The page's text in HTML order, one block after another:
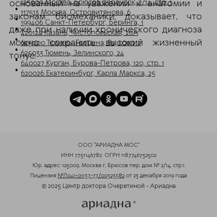
основанный на уважении к анатомии и
законам биомеханики, доказывает, что
даже при наличии хронического диагноза
можно сохранить высокий жизненный
тонус.
125009 Москва, Брюсов переулок, 2/14, стр. 1
117513 Москва, Островитянова, 6
199406 Санкт-Петербург, Беринга, 1
420124 Казань, Чистопольская, 20А
625000 Тюмень, Герцена, 82, корп. 1
625033 Тюмень, Зелинского, 24
640027 Курган, Бурова-Петрова, 120, стр. 1
620026 Екатеринбург, Карла Маркса, 25
ООО "АРИАДНА МОС"
ИНН 7751146782 ОГРН 1187746732502
Юр. адрес: 125009, Москва г, Брюсов пер, дом № 2/14, стр.1
Лицензия №Л041-01137-77/00323582 от 23 декабря 2019 года
© 2025 Центр доктора Очеретиной - Ариадна